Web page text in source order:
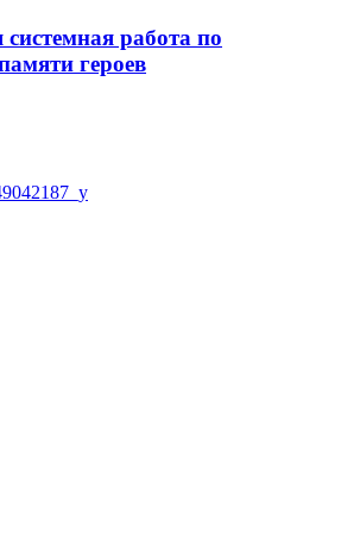
работа по
героев